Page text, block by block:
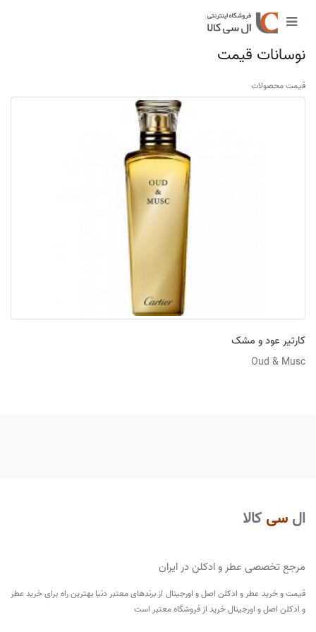
نوسانات قیمت
قیمت محصولات
کارتیر عود و مشک
Oud & Musc
ال سی کالا
مرجع تخصصی عطر و ادکلن در ایران
قیمت و خرید عطر و ادکلن اصل و اورجینال از برندهای معتبر دنیا بهترین راه برای خرید عطر
و ادکلن اصل و اورجینال خرید از فروشگاه معتبر است